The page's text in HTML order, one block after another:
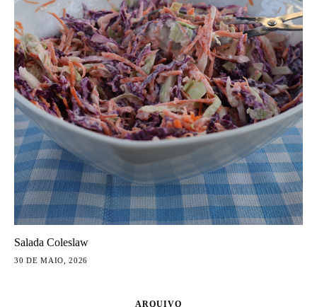
Salada Coleslaw
30 DE MAIO, 2026
ARQUIVO